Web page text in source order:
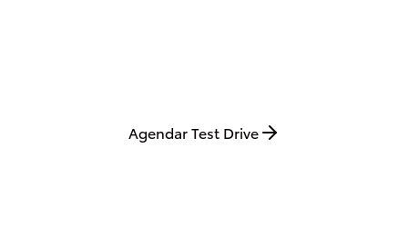
Agendar Test Drive